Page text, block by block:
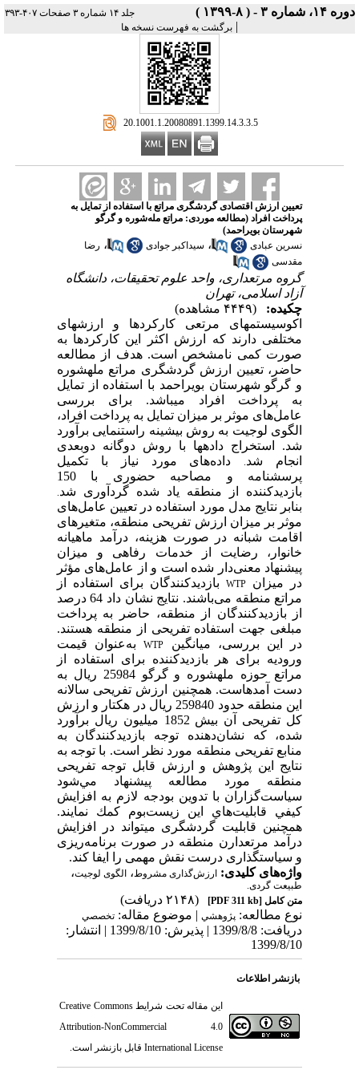
دوره ۱۴، شماره ۳ - ( ۸-۱۳۹۹ ) جلد ۱۴ شماره ۳ صفحات ۴۰۷-۳۹۳
| برگشت به فهرست نسخه ها
‎ 20.1001.1.20080891.1399.14.3.3.5
تعیین ارزش اقتصادی گردشگری مراتع با استفاده از تمایل به
پرداخت افراد (مطالعه موردی: مراتع مله‌شوره و گرگو
شهرستان بویراحمد)
نسرین عبادی
، سیداکبر جوادی ، رضا
مقدسی
گروه مرتعداری، واحد علوم تحقیقات، دانشگاه
آزاد اسلامی، تهران
چکیده:
(۴۴۴۹ مشاهده)
اکوسیستم­های مرتعی کارکردها و ارزش­های
مختلفی دارند که ارزش اکثر این کارکردها به
صورت کمی نامشخص است. هدف از مطالعه
حاضر، تعیین ارزش گردشگری مراتع مله­شوره
و گرگو شهرستان بویراحمد با استفاده از تمایل
به پرداخت افراد می­باشد. برای
بررسی
عامل‌های موثر بر میزان تمایل به پرداخت افراد،
الگوی لوجیت به روش بیشینه راستنمایی برآورد
شد.
استخراج داده­ها با روش دوگانه دوبعدی
انجام شد
داده‌های مورد نیاز با
تکمیل
پرسشنامه
و مصاحبه حضوری با
150
بازدیدکننده
از منطقه یاد شده گردآوری شد
بنابر نتایج مدل مورد استفاده در تعیین عامل‌های
موثر بر میزان ارزش تفریحی منطقه، متغیرهای
اقامت شبانه در صورت هزینه، درآمد ماهیانه
خانوار، رضایت از خدمات رفاهی و
میزان
پیشنهاد معنی‌دار شده است و از عامل‌های مؤثر
در میزان
WTPبازدیدکنندگان برای استفاده از
مراتع منطقه می‎‎‎‎‎‎باشند. نتایج نشان داد 64 درصد
از بازدیدکنندگان از منطقه، حاضر به پرداخت
مبلغی جهت استفاده تفریحی از منطقه هستند.
در این بررسی، میانگین
WTP
به‎‎‎‎‎‎‎‎‎‎‎‎عنوان قیمت
ورودیه برای هر بازدیدکننده برای استفاده از
مراتع حوزه مله­شوره و گرگو 25984 ریال به
دست آمده‎‎‎‎است. همچنین ارزش تفریحی سالانه
این منطقه حدود 259840 ریال در هکتار و ارزش
کل تفریحی آن بیش 1852 میلیون ریال برآورد
شده،که نشان‌دهنده توجه بازدیدکنندگان به
منابع تفریحی منطقه مورد نظر است. ﺑﺎ ﺗﻮﺟﻪ ﺑﻪ
ﻧﺘﺎﻳﺞ این ﭘﮋﻭﻫﺶ ﻭ ﺍﺭﺯﺵ ﻗﺎﺑﻞ ﺗﻮﺟﻪ تفریحی
منطقه مورد مطالعه ﭘﻴﺸﻨﻬﺎﺩ ﻣﻲﺷﻮﺩ
ﺳﻴﺎﺳﺖﮔﺰﺍﺭﺍﻥ ﺑﺎ ﺗﺪﻭﻳﻦ ﺑﻮﺩﺟﻪ ﻻﺯﻡ ﺑﻪ ﺍﻓﺰﺍﻳﺶ
ﻛﻴﻔﻲ ﻗﺎﺑﻠﻴﺖﻫﺎﻱ ﺍﻳﻦ ﺯﻳﺴﺖﺑﻮﻡ ﻛﻤﻚ ﻧﻤﺎﻳﻨﺪ.
همچنین قابلیت گردشگری می­تواند در افزایش
درآمد مرتعدارن منطقه در صورت برنامه‌ریزی
و سیاست­گذاری درست نقش مهمی را ایفا کند.
واژه‌های کلیدی: ارزش‌گذاری مشروط ، الگوی لوجیت،
طبیعت گردی.
متن کامل [PDF 311 kb]
(۲۱۴۸ دریافت)
نوع مطالعه: پژوهشي| موضوع مقاله: تخصصي
دریافت: 1399/8/8 | پذیرش: 1399/8/10 | انتشار:
1399/8/10
بازنشر اطلاعات
این مقاله تحت شرایطCreative Commons
Attribution-NonCommercial 4.0
International License قابل بازنشر است.